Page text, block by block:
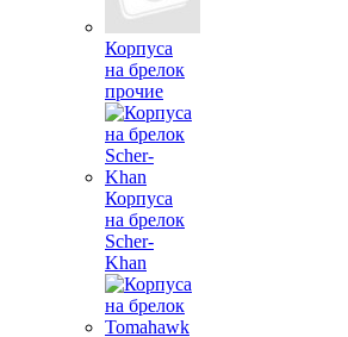
Корпуса
на брелок
прочие
Корпуса
на брелок
Scher-
Khan